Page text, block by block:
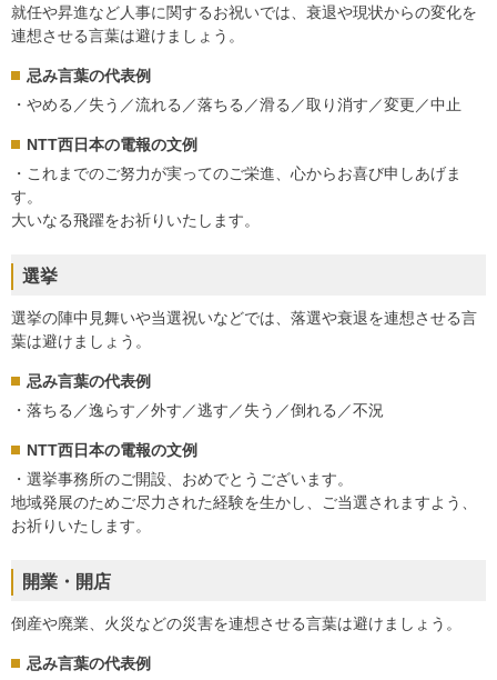
就任や昇進など人事に関するお祝いでは、衰退や現状からの変化を
連想させる言葉は避けましょう。
忌み言葉の代表例
・やめる／失う／流れる／落ちる／滑る／取り消す／変更／中止
NTT西日本の電報の文例
・これまでのご努力が実ってのご栄進、心からお喜び申しあげま
す。
大いなる飛躍をお祈りいたします。
選挙
選挙の陣中見舞いや当選祝いなどでは、落選や衰退を連想させる言
葉は避けましょう。
忌み言葉の代表例
・落ちる／逸らす／外す／逃す／失う／倒れる／不況
NTT西日本の電報の文例
・選挙事務所のご開設、おめでとうございます。
地域発展のためご尽力された経験を生かし、ご当選されますよう、
お祈りいたします。
開業・開店
倒産や廃業、火災などの災害を連想させる言葉は避けましょう。
忌み言葉の代表例